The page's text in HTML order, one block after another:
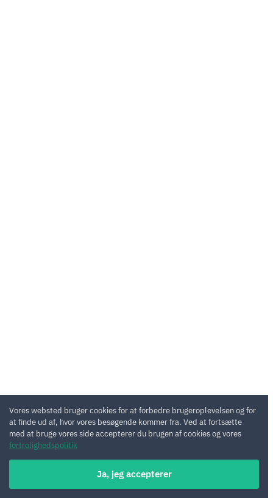
Vores websted bruger cookies for at forbedre brugeroplevelsen og for
at finde ud af, hvor vores besøgende kommer fra. Ved at fortsætte
med at bruge vores side accepterer du brugen af cookies og vores
fortrolighedspolitik
Ja, jeg accepterer